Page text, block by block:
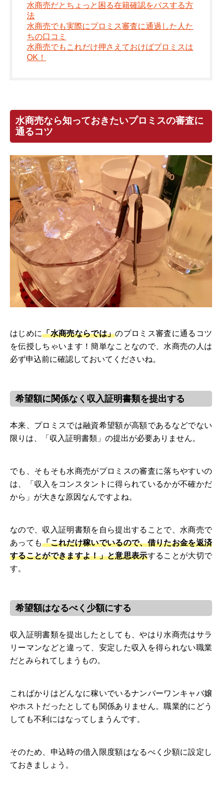
水商売だとちょっと困る在籍確認をパスする方
法
水商売でも実際にプロミス審査に通過した人た
ちの口コミ
水商売でもこれだけ押さえておけばプロミスは
OK！
水商売なら知っておきたいプロミスの審査に
通るコツ
はじめに「水商売ならでは」のプロミス審査に通るコツ
を伝授しちゃいます！簡単なことなので、水商売の人は
必ず申込前に確認しておいてくださいね。
希望額に関係なく収入証明書類を提出する
本来、プロミスでは融資希望額が高額であるなどでない
限りは、「収入証明書類」の提出が必要ありません。
でも、そもそも水商売がプロミスの審査に落ちやすいの
は、「収入をコンスタントに得られているかが不確かだ
から」が大きな原因なんですよね。
なので、収入証明書類を自ら提出することで、水商売で
あっても「これだけ稼いでいるので、借りたお金を返済
することができますよ！」と意思表示することが大切で
す。
希望額はなるべく少額にする
収入証明書類を提出したとしても、やはり水商売はサラ
リーマンなどと違って、安定した収入を得られない職業
だとみられてしまうもの。
こればかりはどんなに稼いでいるナンバーワンキャバ嬢
やホストだったとしても関係ありません。職業的にどう
しても不利にはなってしまうんです。
そのため、申込時の借入限度額はなるべく少額に設定し
ておきましょう。